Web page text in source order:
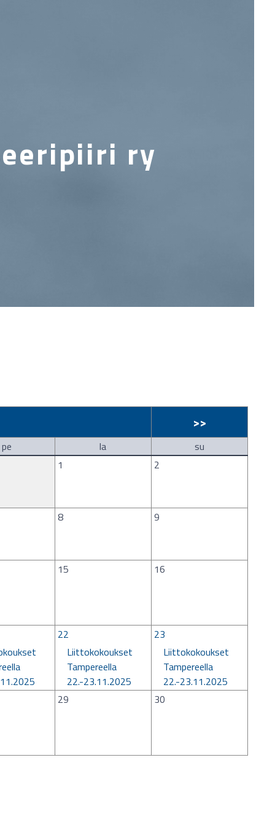
ry
>>
pe la
su
1 2
8 9
15 16
22
Liittokokoukset
Tampereella
22.-23.11.2025
23
Liittokokoukset
Tampereella
22.-23.11.2025
29 30